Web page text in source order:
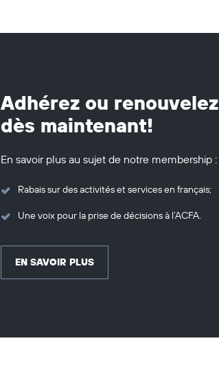
Adhérez ou renouvelez
dès maintenant!
En savoir plus au sujet de notre membership :
Rabais sur des activités et services en français;
Une voix pour la prise de décisions à l’ACFA.
EN SAVOIR PLUS